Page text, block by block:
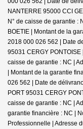
NANTERRE 95000 CCI
N° de caisse de garantie :
BOETIE | Montant de la
2018 000 026 562 | Date
95031 CERGY
caisse de garantie : NC |
| Montant de la garantie
026 562 | Date de
PORT 95031 CERGY
caisse de garantie : NC |
garantie financière : NC |
Professionnelle | Adresse